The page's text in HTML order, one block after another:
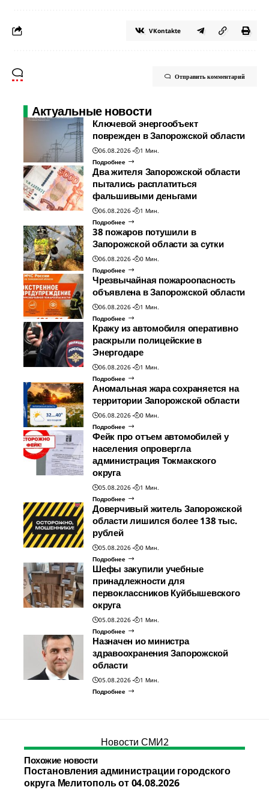
VKontakte
Отправить комментарий
Актуальные новости
Ключевой энергообъект
поврежден в Запорожской области
06.08.2026
1 Мин.
Подробнее
Два жителя Запорожской области
пытались расплатиться
фальшивыми деньгами
06.08.2026
1 Мин.
Подробнее
38 пожаров потушили в
Запорожской области за сутки
06.08.2026
0 Мин.
Подробнее
Чрезвычайная пожароопасность
объявлена в Запорожской области
06.08.2026
1 Мин.
Подробнее
Кражу из автомобиля оперативно
раскрыли полицейские в
Энергодаре
06.08.2026
1 Мин.
Подробнее
Аномальная жара сохраняется на
территории Запорожской области
06.08.2026
0 Мин.
Подробнее
Фейк про отъем автомобилей у
населения опровергла
администрация Токмакского
округа
05.08.2026
1 Мин.
Подробнее
Доверчивый житель Запорожской
области лишился более 138 тыс.
рублей
05.08.2026
0 Мин.
Подробнее
Шефы закупили учебные
принадлежности для
первоклассников Куйбышевского
округа
05.08.2026
1 Мин.
Подробнее
Назначен ио министра
здравоохранения Запорожской
области
05.08.2026
1 Мин.
Подробнее
Новости СМИ2
Похожие новости
Постановления администрации городского
округа Мелитополь от 04.08.2026